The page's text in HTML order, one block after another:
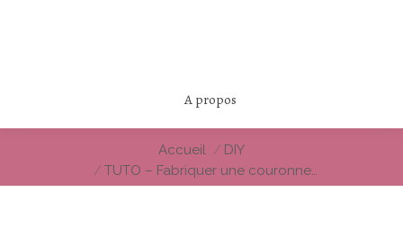
A propos
Accueil
DIY
TUTO – Fabriquer une couronne…